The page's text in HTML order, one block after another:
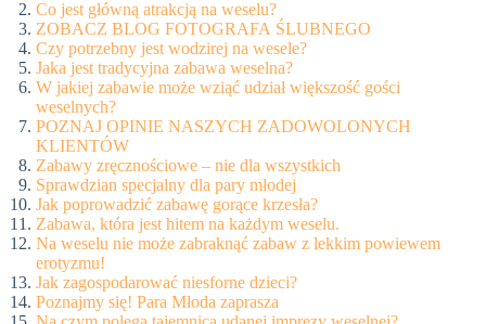
Co jest główną atrakcją na weselu?
ZOBACZ BLOG FOTOGRAFA ŚLUBNEGO
Czy potrzebny jest wodzirej na wesele?
Jaka jest tradycyjna zabawa weselna?
W jakiej zabawie może wziąć udział większość gości
weselnych?
POZNAJ OPINIE NASZYCH ZADOWOLONYCH
KLIENTÓW
Zabawy zręcznościowe – nie dla wszystkich
Sprawdzian specjalny dla pary młodej
Jak poprowadzić zabawę gorące krzesła?
Zabawa, która jest hitem na każdym weselu.
Na weselu nie może zabraknąć zabaw z lekkim powiewem
erotyzmu!
Jak zagospodarować niesforne dzieci?
Poznajmy się! Para Młoda zaprasza